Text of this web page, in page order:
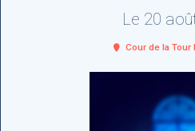
Le 20
Cour de la